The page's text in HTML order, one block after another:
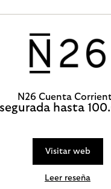
N26 Cuenta
hasta
Visitar web
Leer reseña